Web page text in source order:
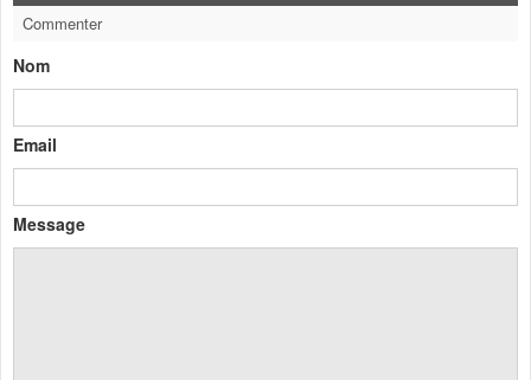
Commenter
Nom
Email
Message